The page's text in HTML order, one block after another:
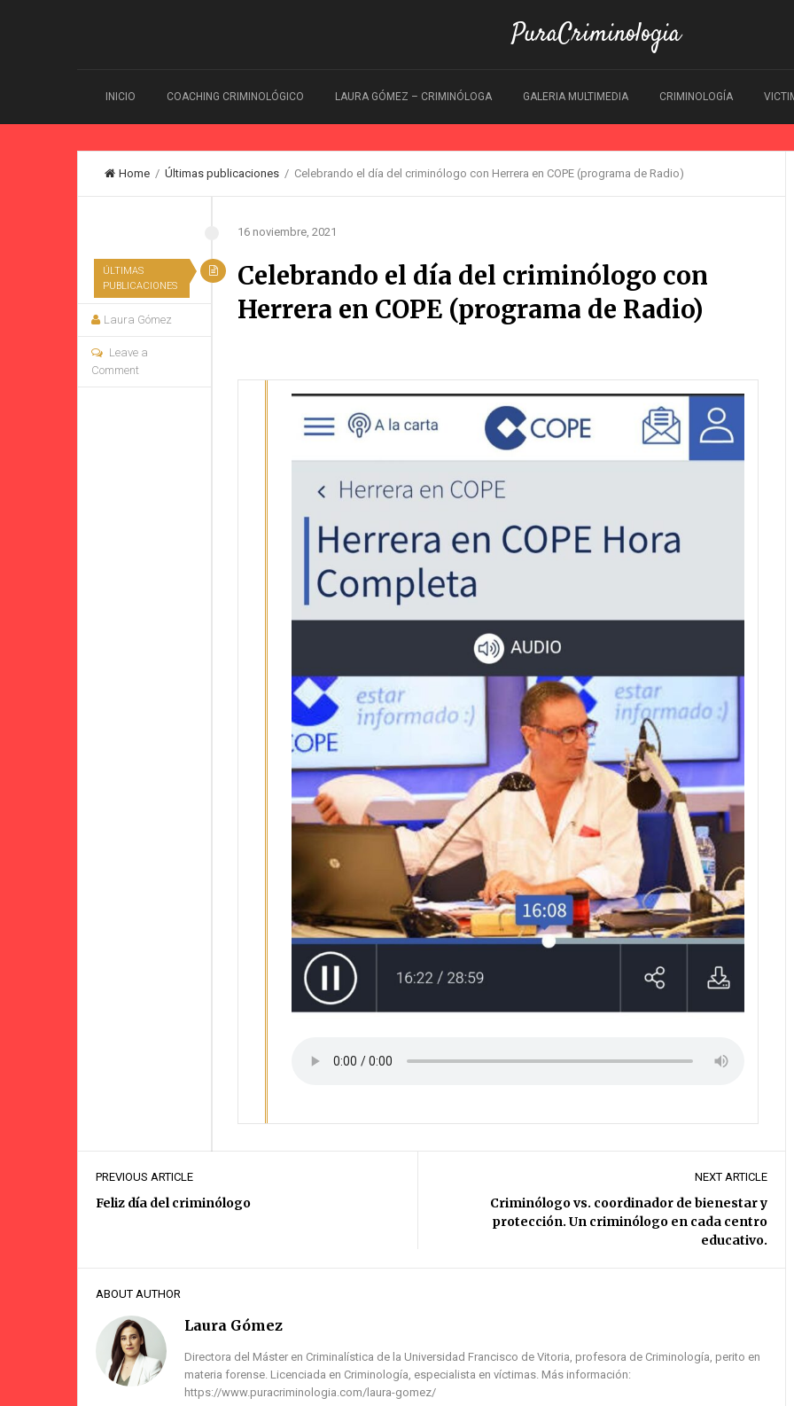
PuraCriminologia
INICIO COACHING CRIMINOLÓGICO LAURA GÓMEZ – CRIMINÓLOGA GALERIA MULTIMEDIA CRIMINOLOGÍA
Home / Últimas publicaciones / Celebrando el día del criminólogo con Herrera en COPE (programa de Radio)
ÚLTIMAS
PUBLICACIONES
16 noviembre, 2021
Celebrando el día del criminólogo con
Herrera en COPE (programa de Radio)
Laura Gómez
Leave a
Comment
PREVIOUS ARTICLE
Feliz día del criminólogo
NEXT ARTICLE
Criminólogo vs. coordinador de bienestar y
protección. Un criminólogo en cada centro
educativo.
ABOUT AUTHOR
Laura Gómez
Directora del Máster en Criminalística de la Universidad Francisco de Vitoria, profesora de Criminología, perito en
materia forense. Licenciada en Criminología, especialista en víctimas. Más información:
https://www.puracriminologia.com/laura-gomez/